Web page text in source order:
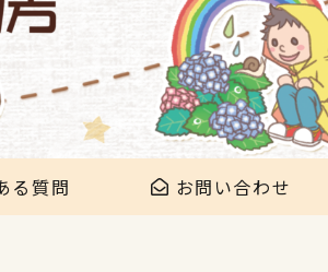
る質問 お問い合わせ